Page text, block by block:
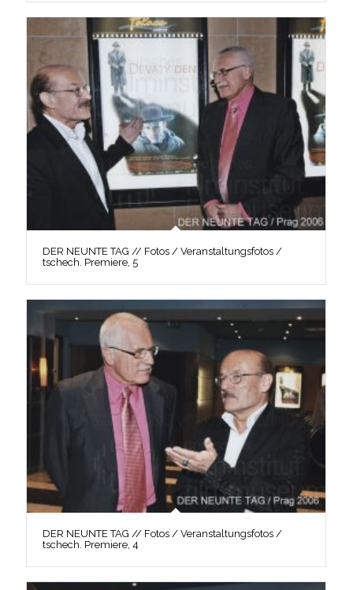
DER NEUNTE TAG // Fotos / Veranstaltungsfotos /
tschech. Premiere, 5
DER NEUNTE TAG // Fotos / Veranstaltungsfotos /
tschech. Premiere, 4